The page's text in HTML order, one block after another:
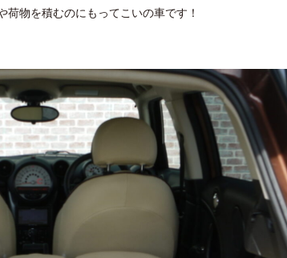
物を積むのにもってこいの車です！